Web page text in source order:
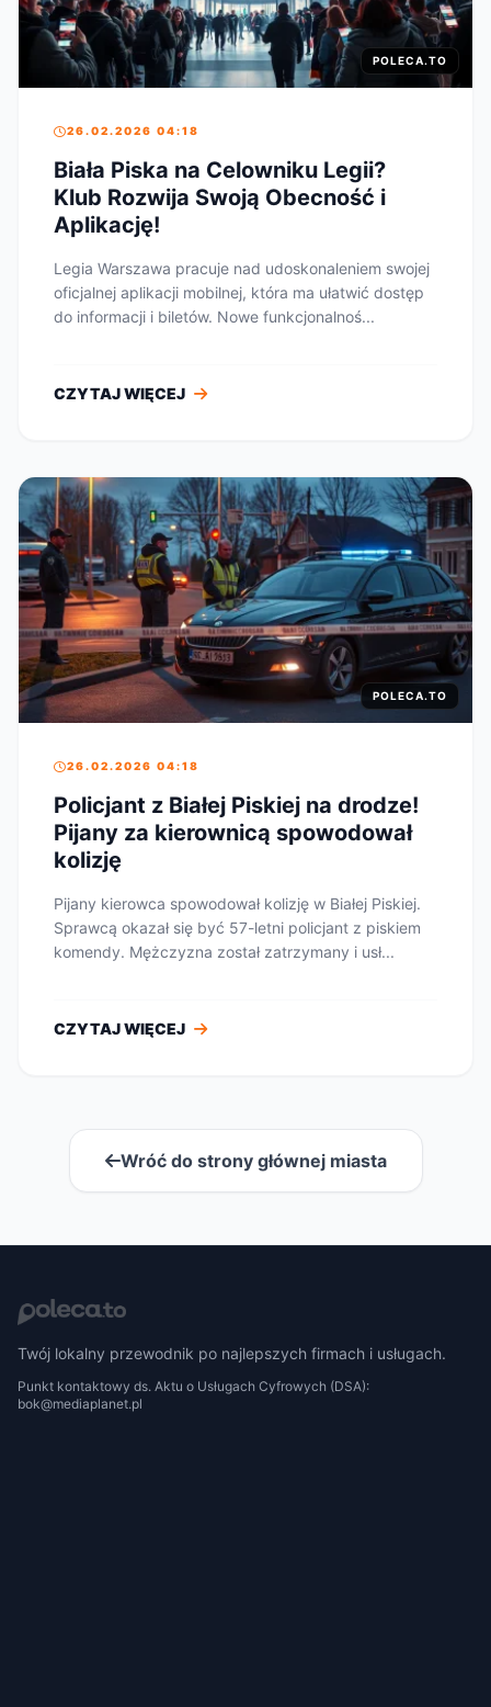
POLECA.TO
26.02.2026 04:18
Biała Piska na Celowniku Legii?
Klub Rozwija Swoją Obecność i
Aplikację!
Legia Warszawa pracuje nad udoskonaleniem swojej
oficjalnej aplikacji mobilnej, która ma ułatwić dostęp
do informacji i biletów. Nowe funkcjonalnoś...
CZYTAJ WIĘCEJ
POLECA.TO
26.02.2026 04:18
Policjant z Białej Piskiej na drodze!
Pijany za kierownicą spowodował
kolizję
Pijany kierowca spowodował kolizję w Białej Piskiej.
Sprawcą okazał się być 57-letni policjant z piskiem
komendy. Mężczyzna został zatrzymany i usł...
CZYTAJ WIĘCEJ
Wróć do strony głównej miasta
Twój lokalny przewodnik po najlepszych firmach i usługach.
Punkt kontaktowy ds. Aktu o Usługach Cyfrowych (DSA):
bok@mediaplanet.pl